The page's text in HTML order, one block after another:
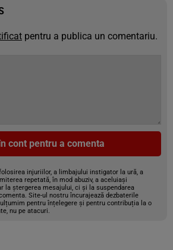
pentru a publica un comentariu.
cont pentru a comenta
injuriilor, a limbajului instigator la ură, a
repetată, în mod abuziv, a aceluiași
la ștergerea mesajului, ci și la suspendarea
Site-ul nostru încurajează dezbaterile
pentru înțelegere și pentru contribuția la o
nu pe atacuri.